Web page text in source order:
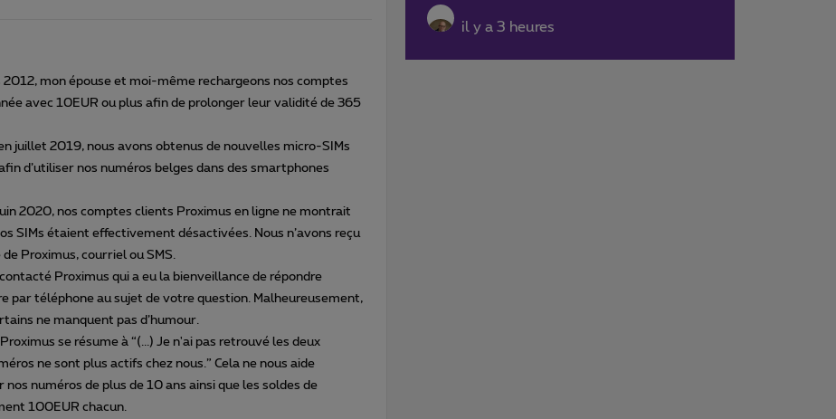
mon épouse et moi-même rechargeons nos comptes
avec 10EUR ou plus afin de prolonger leur validité de 365
juillet 2019, nous avons obtenus de nouvelles micro-SIMs
d’utiliser nos numéros belges dans des smartphones
2020, nos comptes clients Proximus en ligne ne montrait
SIMs étaient effectivement désactivées. Nous n’avons reçu
Proximus, courriel ou SMS.
Proximus qui a eu la bienveillance de répondre
par téléphone au sujet de votre question. Malheureusement,
ne manquent pas d’humour.
se résume à “(...) Je n'ai pas retrouvé les deux
ne sont plus actifs chez nous.” Cela ne nous aide
numéros de plus de 10 ans ainsi que les soldes de
100EUR chacun.
il y a 3 heures